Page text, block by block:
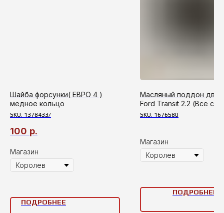
Шайба форсунки( ЕВРО 4 )
медное кольцо
SKU: 1378433/
100 р.
Магазин
ПОДРОБНЕЕ
Масляный поддон
Ford Transit 2.2 (Все с
полным приводом)
SKU: 1676580
Магазин
ПОДРОБНЕЕ